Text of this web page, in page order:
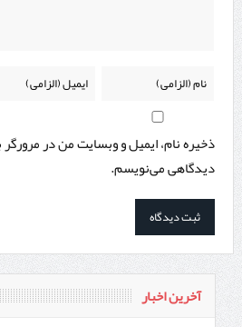
ذخیره نام، ایمیل و وبسایت من در مرورگر
دیدگاهی می‌نویسم.
آخرین اخبار